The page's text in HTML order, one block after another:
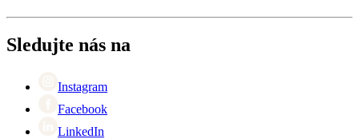
Vrácení
Black Friday
Singles Day
Sledujte nás na
Instagram
Facebook
LinkedIn